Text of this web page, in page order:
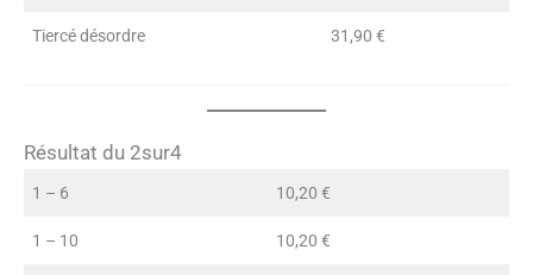
Tiercé désordre 31,90 €
Résultat du 2sur4
1 – 6 10,20 €
1 – 10 10,20 €